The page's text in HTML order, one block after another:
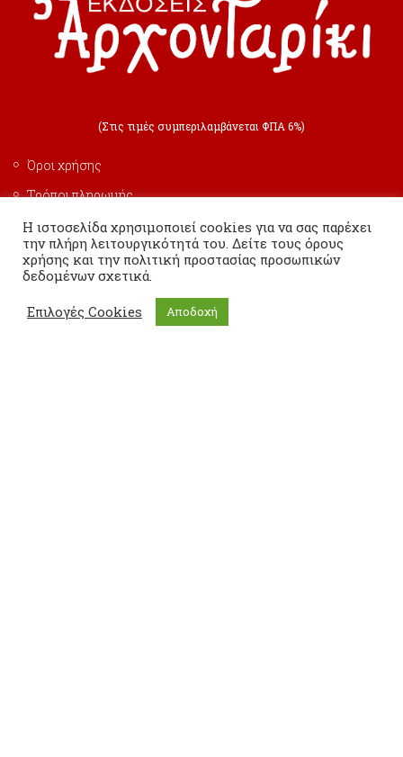
(Στις τιμές συμπεριλαμβάνεται ΦΠΑ 6%)
Όροι χρήσης
Τρόποι πληρωμής
Τρόποι αποστολής
Πολιτική επιστροφών
Ασφάλεια Συναλλαγών
Προστασία Προσωπικών Δεδομένων
Η ιστοσελίδα χρησιμοποιεί cookies για να σας παρέχει
την πλήρη λειτουργικότητά του. Δείτε τους όρους
χρήσης και την πολιτική προστασίας προσωπικών
δεδομένων σχετικά.
Επιλογές Cookies Αποδοχή